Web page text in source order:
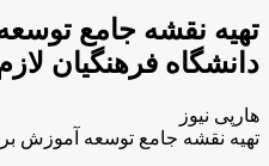
تهیه نقشه جامع
دانشگاه فرهنگیان
هارپی نیوز
تهیه نقشه جامع توسعه آموزش